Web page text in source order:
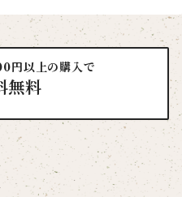
円以上の購入で
無料